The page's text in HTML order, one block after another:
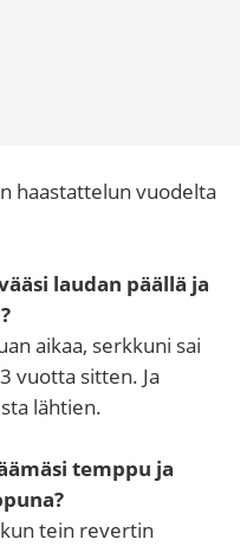
haastattelun vuodelta
laudan päällä ja
aikaa, serkkuni sai
vuotta sitten. Ja
lähtien.
temppu ja
tein revertin